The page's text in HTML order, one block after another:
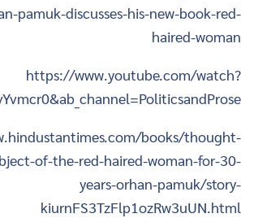
pamuk-discusses-his-new-book-red-
haired-woman
https://www.youtube.com/watch?
books/thought-
of-the-red-haired-woman-for-30-
years-orhan-pamuk/story-
kiurnFS3TzFlp1ozRw3uUN.html